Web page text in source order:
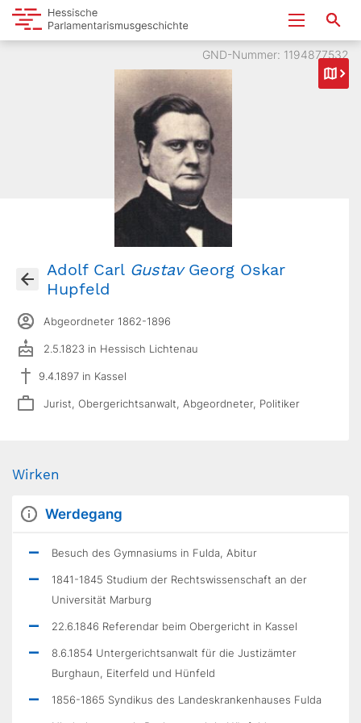
GND-Nummer: 1194877532
Adolf Carl GustavGeorg Oskar
Hupfeld
Abgeordneter 1862-1896
2.5.1823 in Hessisch Lichtenau
9.4.1897 in Kassel
Jurist, Obergerichtsanwalt, Abgeordneter, Politiker
Wirken
Werdegang
Besuch des Gymnasiums in Fulda, Abitur
1841-1845 Studium der Rechtswissenschaft an der
Universität Marburg
22.6.1846 Referendar beim Obergericht in Kassel
8.6.1854 Untergerichtsanwalt für die Justizämter
Burghaun, Eiterfeld und Hünfeld
1856-1865 Syndikus des Landeskrankenhauses Fulda